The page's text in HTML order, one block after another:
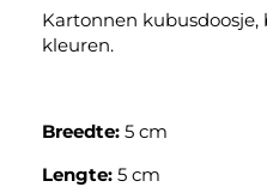
Kartonnen kubusdoosje,
kleuren.
Breedte: 5 cm
Lengte: 5 cm